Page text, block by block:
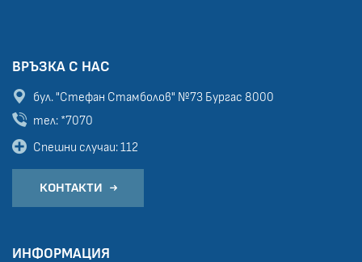
ВРЪЗКА С НАС
бул. "Стефан Стамболов" №73 Бургас 8000
тел: *7070
Спешни случаи: 112
КОНТАКТИ
ИНФОРМАЦИЯ